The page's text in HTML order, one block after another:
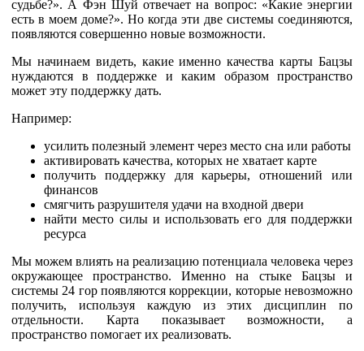
судьбе?». А Фэн Шуй отвечает на вопрос: «Какие энергии
есть в моем доме?». Но когда эти две системы соединяются,
появляются совершенно новые возможности.
Мы начинаем видеть, какие именно качества карты Бацзы
нуждаются в поддержке и каким образом пространство
может эту поддержку дать.
Например:
усилить полезный элемент через место сна или работы
активировать качества, которых не хватает карте
получить поддержку для карьеры, отношений или
финансов
смягчить разрушителя удачи на входной двери
найти место силы и использовать его для поддержки
ресурса
Мы можем влиять на реализацию потенциала человека через
окружающее пространство. Именно на стыке Бацзы и
системы 24 гор появляются коррекции, которые невозможно
получить, используя каждую из этих дисциплин по
отдельности. Карта показывает возможности, а
пространство помогает их реализовать.